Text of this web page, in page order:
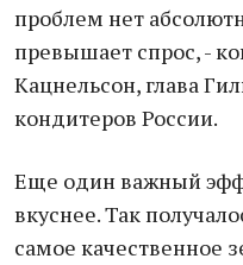
проблем нет
превышает спрос, -
Кацнельсон, глава
кондитеров России.
Еще один важный
вкуснее. Так
самое качественное